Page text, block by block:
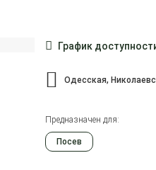
График
Одесская,
Предназначен для:
Посев